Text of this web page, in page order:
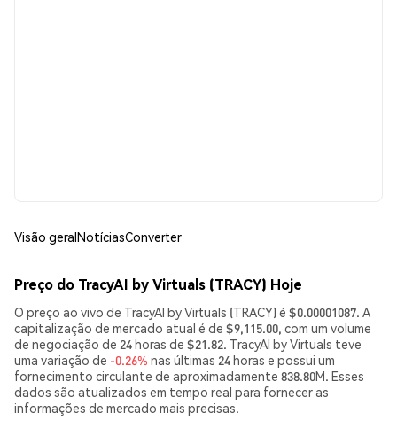
Visão geralNotíciasConverter
Preço do TracyAI by Virtuals (TRACY) Hoje
O preço ao vivo de TracyAI by Virtuals (TRACY) é $0.00001087. A
capitalização de mercado atual é de $9,115.00, com um volume
de negociação de 24 horas de $21.82. TracyAI by Virtuals teve
uma variação de -0.26% nas últimas 24 horas e possui um
fornecimento circulante de aproximadamente 838.80M. Esses
dados são atualizados em tempo real para fornecer as
informações de mercado mais precisas.